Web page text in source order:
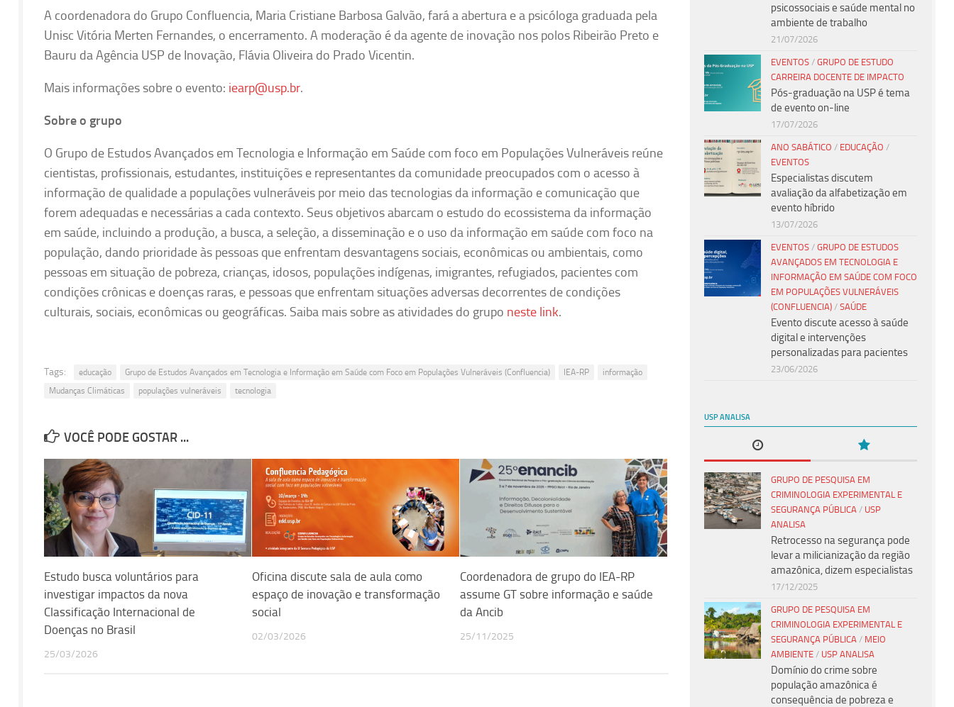
A coordenadora do Grupo Confluencia, Maria Cristiane Barbosa Galvão, fará a abertura e a psicóloga graduada pela
Unisc Vitória Merten Fernandes, o encerramento. A moderação é da agente de inovação nos polos Ribeirão Preto e
Bauru da Agência USP de Inovação, Flávia Oliveira do Prado Vicentin.
Mais informações sobre o evento: iearp@usp.br.
Sobre o grupo
O Grupo de Estudos Avançados em Tecnologia e Informação em Saúde com foco em Populações Vulneráveis reúne
cientistas, profissionais, estudantes, instituições e representantes da comunidade preocupados com o acesso à
informação de qualidade a populações vulneráveis por meio das tecnologias da informação e comunicação que
forem adequadas e necessárias a cada contexto. Seus objetivos abarcam o estudo do ecossistema da informação
em saúde, incluindo a produção, a busca, a seleção, a disseminação e o uso da informação em saúde com foco na
população, dando prioridade às pessoas que enfrentam desvantagens sociais, econômicas ou ambientais, como
pessoas em situação de pobreza, crianças, idosos, populações indígenas, imigrantes, refugiados, pacientes com
condições crônicas e doenças raras, e pessoas que enfrentam situações adversas decorrentes de condições
culturais, sociais, econômicas ou geográficas. Saiba mais sobre as atividades do grupo neste link.
Tags: educação Grupo de Estudos Avançados em Tecnologia e Informação em Saúde com Foco em Populações Vulneráveis (Confluencia) IEA-RP
informação
Mudanças Climáticas
populações vulneráveis tecnologia
VOCÊ PODE GOSTAR ...
Estudo busca voluntários para
investigar impactos da nova
Classificação Internacional de
Doenças no Brasil
25/03/2026
Oficina discute sala de aula como
espaço de inovação e transformação
social
02/03/2026
Coordenadora de grupo do IEA-RP
assume GT sobre informação e saúde
da Ancib
25/11/2025
psicossociais e saúde mental no
ambiente de trabalho
21/07/2026
EVENTOS / GRUPO DE ESTUDO
CARREIRA DOCENTE DE IMPACTO
Pós-graduação na USP é tema
de evento on-line
17/07/2026
ANO SABÁTICO / EDUCAÇÃO /
EVENTOS
Especialistas discutem
avaliação da alfabetização em
evento híbrido
13/07/2026
EVENTOS / GRUPO DE ESTUDOS
AVANÇADOS EM TECNOLOGIA E
INFORMAÇÃO EM SAÚDE COM FOCO
EM POPULAÇÕES VULNERÁVEIS
(CONFLUENCIA) / SAÚDE
Evento discute acesso à saúde
digital e intervenções
personalizadas para pacientes
23/06/2026
USP ANALISA
GRUPO DE PESQUISA EM
CRIMINOLOGIA EXPERIMENTAL E
SEGURANÇA PÚBLICA / USP
ANALISA
Retrocesso na segurança pode
levar a milicianização da região
amazônica, dizem especialistas
17/12/2025
GRUPO DE PESQUISA EM
CRIMINOLOGIA EXPERIMENTAL E
SEGURANÇA PÚBLICA / MEIO
AMBIENTE / USP ANALISA
Domínio do crime sobre
população amazônica é
consequência de pobreza e